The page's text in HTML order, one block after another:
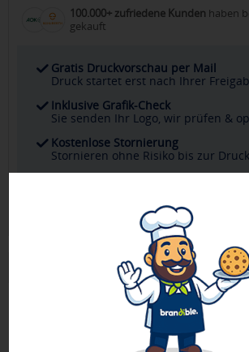
100.000+ zufriedene Kunden haben
gekauft
Gratis Druckvorschau per Mail
Druck startet erst nach Ihrer
Inklusive Grafik-Check
Sie senden Ihr Logo, wir prüfen &
Kostenlose Stornierung
Stornieren ohne Risiko bis zur
Produktbeschreibung
Universalbox für Kleinigkeiten wie
Pflaster, Kaugummis u.v.m. In vielen